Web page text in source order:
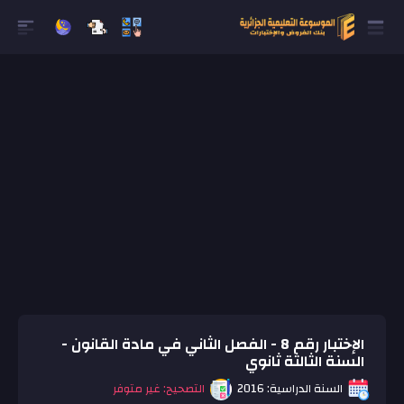
الإختبار رقم 8 - الفصل الثاني في مادة القانون -
السنة الثالثة ثانوي
السنة الدراسية: 2016 التصحيح: غير متوفر